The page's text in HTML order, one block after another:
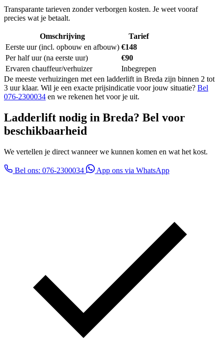
Transparante tarieven zonder verborgen kosten. Je weet vooraf
precies wat je betaalt.
Omschrijving
Tarief
Eerste uur (incl. opbouw en afbouw) €148
Per half uur (na eerste uur)
€90
Ervaren chauffeur/verhuizer
Inbegrepen
De meeste verhuizingen met een ladderlift in Breda zijn binnen 2 tot
3 uur klaar. Wil je een exacte prijsindicatie voor jouw situatie? Bel
076-2300034 en we rekenen het voor je uit.
Ladderlift nodig in Breda? Bel voor
beschikbaarheid
We vertellen je direct wanneer we kunnen komen en wat het kost.
Bel ons: 076-2300034 App ons via WhatsApp